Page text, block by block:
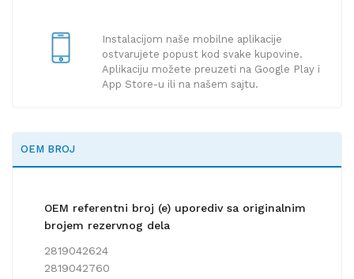
Instalacijom naše mobilne aplikacije
ostvarujete popust kod svake kupovine.
Aplikaciju možete preuzeti na Google Play i
App Store-u ili na našem sajtu.
OEM BROJ
OEM referentni broj (e) uporediv sa originalnim
brojem rezervnog dela
2819042624
2819042760